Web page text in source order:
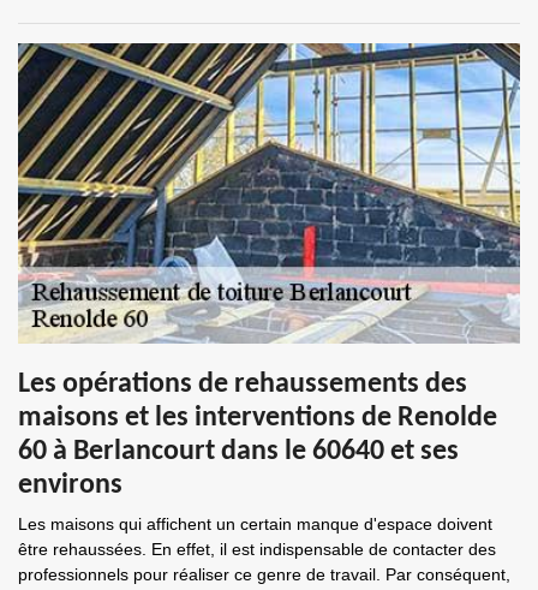
Les opérations de rehaussements des
maisons et les interventions de Renolde
60 à Berlancourt dans le 60640 et ses
environs
Les maisons qui affichent un certain manque d'espace doivent
être rehaussées. En effet, il est indispensable de contacter des
professionnels pour réaliser ce genre de travail. Par conséquent,